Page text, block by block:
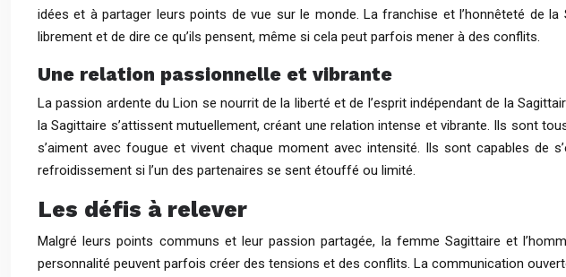
idées et à partager leurs points de vue sur le monde. La franchise et l’honnêteté de
librement et de dire ce qu’ils pensent, même si cela peut parfois mener à des conflits.
Une relation passionnelle et vibrante
La passion ardente du Lion se nourrit de la liberté et de l’esprit indépendant de la
la Sagittaire s’attissent mutuellement, créant une relation intense et vibrante. Ils sont
s’aiment avec fougue et vivent chaque moment avec intensité. Ils sont capables de
refroidissement si l’un des partenaires se sent étouffé ou limité.
Les défis à relever
Malgré leurs points communs et leur passion partagée, la femme Sagittaire et
personnalité peuvent parfois créer des tensions et des conflits. La communication